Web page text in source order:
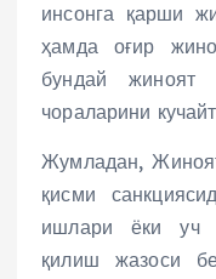
инсонга қарши
ҳамда оғир
бундай жиноят
чораларини
Жумладан,
қисми
ишлари ёки уч
қилиш жазоси